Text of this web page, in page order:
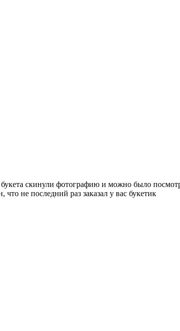
скинули фотографию и можно было
не последний раз заказал у вас букетик